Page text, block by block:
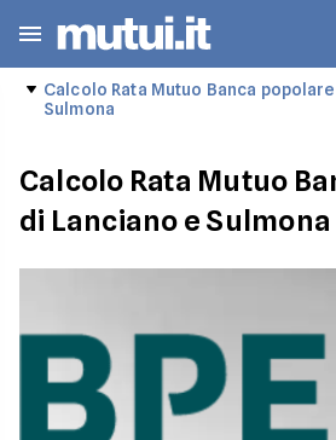
Calcolo Rata Mutuo Banca
Sulmona
Calcolo Rata Mutuo
di Lanciano e Sulmona